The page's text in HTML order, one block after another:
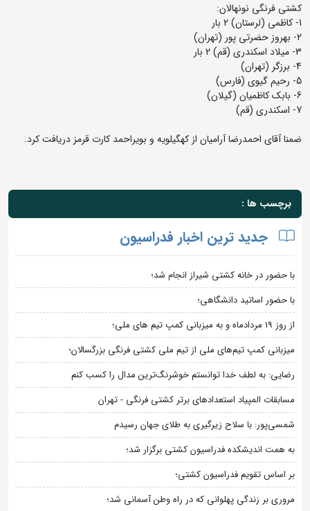
کشتی فرنگی نونهالان:
1- کاظمی (لرستان) 2 بار
2- بهروز حضرتی پور (تهران)
3- میلاد اسکندری (قم) 2 بار
4- برزگر (تهران)
5- رحیم گیوی (فارس)
6- بابک کاظمیان (گیلان)
7- اسکندری (قم)
ضمنا آقای احمدرضا آرامیان از کهگیلویه و بویراحمد کارت قرمز دریافت کرد.
برچسب ها :
جدید ترین اخبار فدراسیون
با حضور در خانه کشتی شیراز انجام شد؛
با حضور اساتید دانشگاهی؛
از روز 19 مردادماه و به میزبانی کمپ تیم های ملی؛
میزبانی کمپ تیم‌های ملی از تیم ملی کشتی فرنگی بزرگسالان؛
رضایی: به لطف خدا توانستم خوشرنگ‌ترین مدال را کسب کنم
مسابقات المپیاد استعدادهای برتر کشتی فرنگی - تهران
شمسی‌پور: با سلاح زیرگیری به طلای جهان رسیدم
به همت اندیشکده فدراسیون کشتی برگزار شد؛
بر اساس تقویم فدراسیون کشتی؛
مروری بر زندگی پهلوانی که در راه وطن آسمانی شد؛